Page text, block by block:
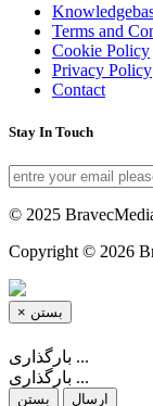
Terms and
Cookie Policy
Privacy Policy
Contact
Stay In Touch
© 2025
Copyright © 2026
× بستن
بارگذاری ...
بارگذاری ...
بستن
ارسال